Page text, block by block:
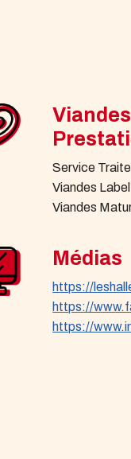
Service
Viandes
Viandes
Médias
https://
https://
https://